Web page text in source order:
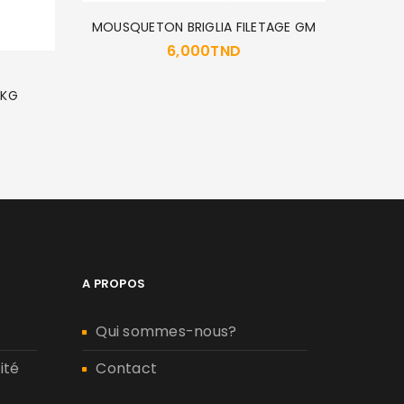
MOUSQUETON BRIGLIA FILETAGE GM
6,000TND
A PROPOS
Qui sommes-nous?
Contact